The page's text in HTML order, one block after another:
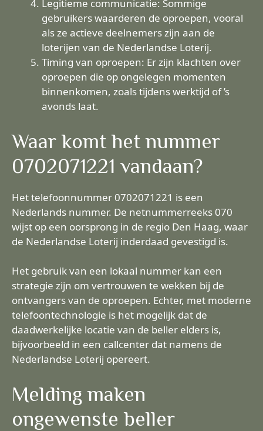
Legitieme communicatie: Sommige
gebruikers waarderen de oproepen, vooral
als ze actieve deelnemers zijn aan de
loterijen van de Nederlandse Loterij.
Timing van oproepen: Er zijn klachten over
oproepen die op ongelegen momenten
binnenkomen, zoals tijdens werktijd of ’s
avonds laat.
Waar komt het nummer
0702071221 vandaan?
Het telefoonnummer 0702071221 is een
Nederlands nummer. De netnummerreeks 070
wijst op een oorsprong in de regio Den Haag, waar
de Nederlandse Loterij inderdaad gevestigd is.
Het gebruik van een lokaal nummer kan een
strategie zijn om vertrouwen te wekken bij de
ontvangers van de oproepen. Echter, met moderne
telefoontechnologie is het mogelijk dat de
daadwerkelijke locatie van de beller elders is,
bijvoorbeeld in een callcenter dat namens de
Nederlandse Loterij opereert.
Melding maken
ongewenste beller